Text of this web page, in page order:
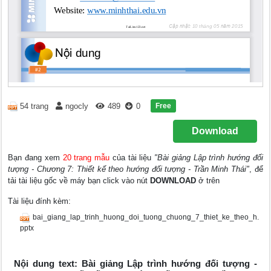
54 trang ngocly 489 0 Free
Download
Bạn đang xem 20 trang mẫu của tài liệu "Bài giảng Lập trình hướng đối
tượng - Chương 7: Thiết kế theo hướng đối tượng - Trần Minh Thái", để
tải tài liệu gốc về máy bạn click vào nút DOWNLOAD ở trên
Tài liệu đính kèm:
bai_giang_lap_trinh_huong_doi_tuong_chuong_7_thiet_ke_theo_h.
pptx
Nội dung text: Bài giảng Lập trình hướng đối tượng -